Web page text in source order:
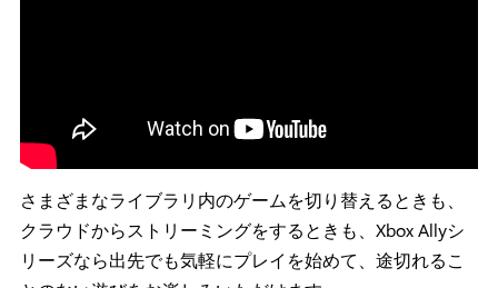
さまざまなライブラリ内のゲームを切り替えるときも、
クラウドからストリーミングをするときも、Xbox Allyシ
リーズなら出先でも気軽にプレイを始めて、途切れるこ